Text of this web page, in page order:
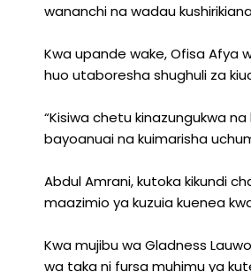
wananchi na wadau
Kwa upande wake, Ofisa Afya
huo utaboresha shughuli za
“Kisiwa chetu kinazungukwa
bayoanuai na kuimarisha
Abdul Amrani, kutoka kikundi
maazimio ya kuzuia kuenea
Kwa mujibu wa Gladness
wa taka ni fursa muhimu ya